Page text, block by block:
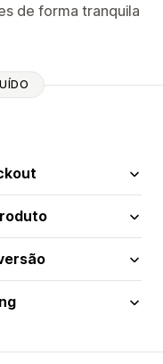
de forma tranquila